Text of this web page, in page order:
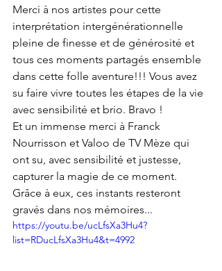
Merci à nos artistes pour cette
interprétation intergénérationnelle
pleine de finesse et de générosité et
tous ces moments partagés ensemble
dans cette folle aventure!!! Vous avez
su faire vivre toutes les étapes de la vie
avec sensibilité et brio. Bravo !
Et un immense merci à Franck
Nourrisson et Valoo de TV Mèze qui
ont su, avec sensibilité et justesse,
capturer la magie de ce moment.
Grâce à eux, ces instants resteront
gravés dans nos mémoires...
https://youtu.be/ucLfsXa3Hu4?
list=RDucLfsXa3Hu4&t=4992